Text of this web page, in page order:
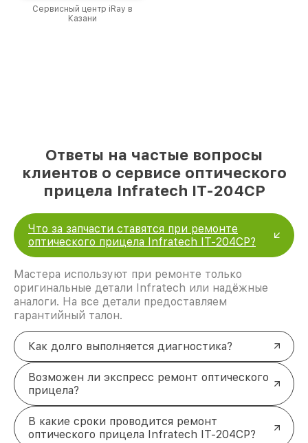
Сервисный центр iRay в
Казани
Ответы на частые вопросы
клиентов о сервисе оптического
прицела Infratech IT-204CP
Что за запчасти ставятся при ремонте
оптического прицела Infratech IT-204CP?
Мастера используют при ремонте только
оригинальные детали Infratech или надёжные
аналоги. На все детали предоставляем
гарантийный талон.
Как долго выполняется диагностика?
Возможен ли экспресс ремонт оптического
прицела?
В какие сроки проводится ремонт
оптического прицела Infratech IT-204CP?